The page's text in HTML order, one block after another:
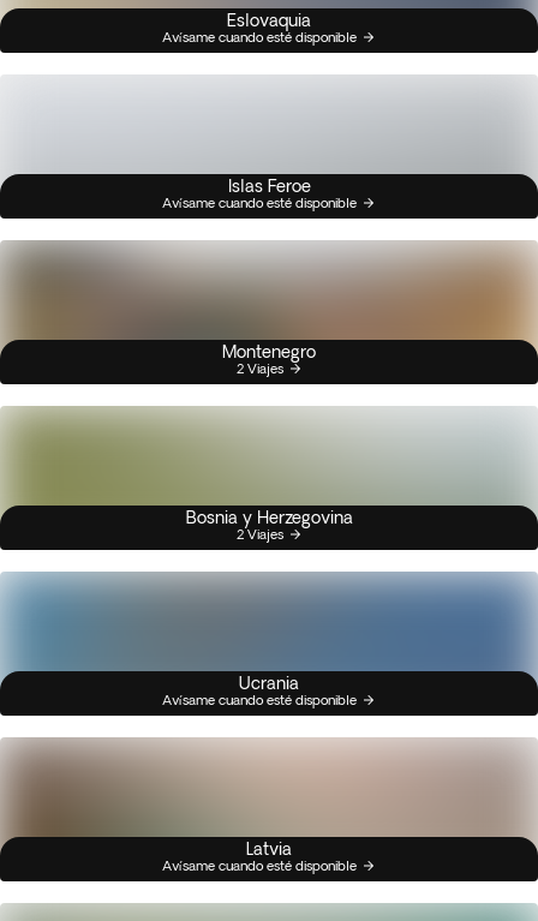
Eslovaquia
Avísame cuando esté disponible
Islas Feroe
Avísame cuando esté disponible
Montenegro
2 Viajes
Bosnia y Herzegovina
2 Viajes
Ucrania
Avísame cuando esté disponible
Latvia
Avísame cuando esté disponible